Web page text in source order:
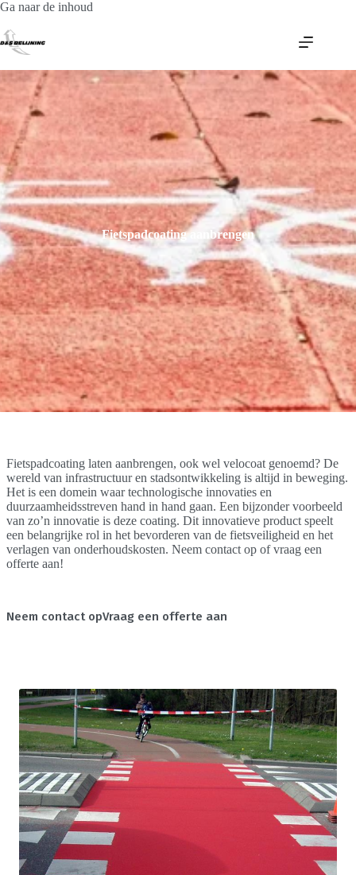
Ga naar de inhoud
Fietspadcoating aanbrengen
Fietspadcoating laten aanbrengen, ook wel velocoat genoemd? De
wereld van infrastructuur en stadsontwikkeling is altijd in beweging.
Het is een domein waar technologische innovaties en
duurzaamheidsstreven hand in hand gaan. Een bijzonder voorbeeld
van zo’n innovatie is deze coating. Dit innovatieve product speelt
een belangrijke rol in het bevorderen van de fietsveiligheid en het
verlagen van onderhoudskosten. Neem contact op of vraag een
offerte aan!
Neem contact opVraag een offerte aan